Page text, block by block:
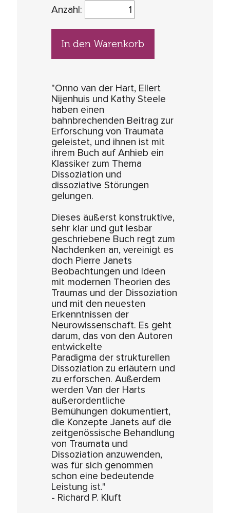
Anzahl:
In den Warenkorb
"Onno van der Hart, Ellert
Nijenhuis und Kathy Steele
haben einen
bahnbrechenden Beitrag zur
Erforschung von Traumata
geleistet, und ihnen ist mit
ihrem Buch auf Anhieb ein
Klassiker zum Thema
Dissoziation und
dissoziative Störungen
gelungen.
Dieses äußerst konstruktive,
sehr klar und gut lesbar
geschriebene Buch regt zum
Nachdenken an, vereinigt es
doch Pierre Janets
Beobachtungen und Ideen
mit modernen Theorien des
Traumas und der Dissoziation
und mit den neuesten
Erkenntnissen der
Neurowissenschaft. Es geht
darum, das von den Autoren
entwickelte
Paradigma der strukturellen
Dissoziation zu erläutern und
zu erforschen. Außerdem
werden Van der Harts
außerordentliche
Bemühungen dokumentiert,
die Konzepte Janets auf die
zeitgenössische Behandlung
von Traumata und
Dissoziation anzuwenden,
was für sich genommen
schon eine bedeutende
Leistung ist."
- Richard P. Kluft